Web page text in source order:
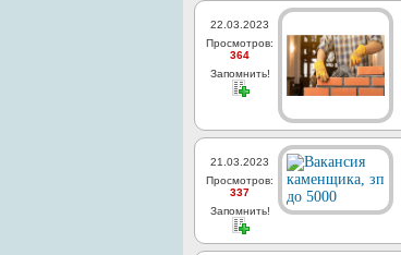
22.03.2023
Просмотров:
364
Запомнить!
21.03.2023
Просмотров:
337
Запомнить!